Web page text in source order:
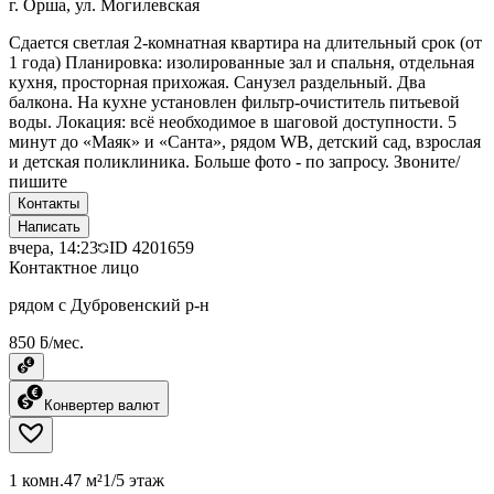
г. Орша, ул. Могилевская
Сдается светлая 2-комнатная квартира на длительный срок (от
1 года) Планировка: изолированные зал и спальня, отдельная
кухня, просторная прихожая. Санузел раздельный. Два
балкона. На кухне установлен фильтр-очиститель питьевой
воды. Локация: всё необходимое в шаговой доступности. 5
минут до «Маяк» и «Санта», рядом WB, детский сад, взрослая
и детская поликлиника. Больше фото - по запросу. Звоните/
пишите
Контакты
Написать
вчера, 14:23 ID 4201659
Контактное лицо
рядом с Дубровенский р-н
850 ƃ/мес.
Конвертер валют
1 комн.47 м²1/5 этаж